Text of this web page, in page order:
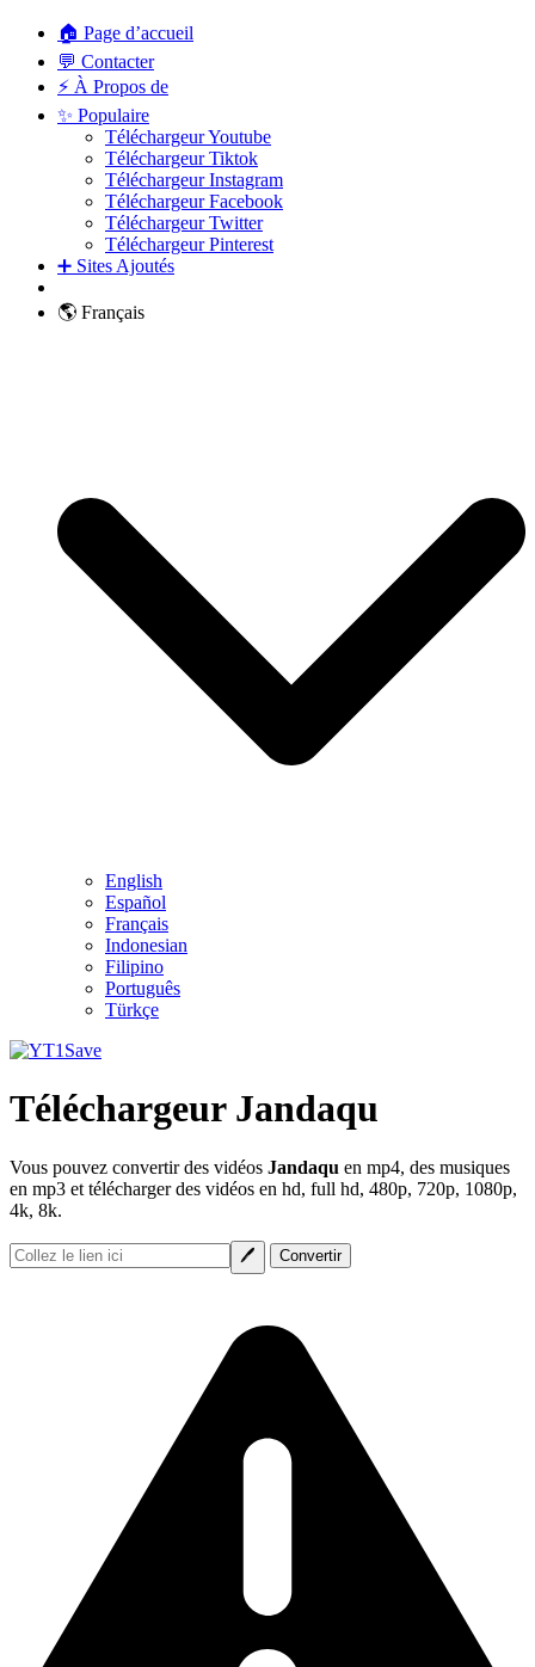
🏠 Page d’accueil
💬 Contacter
⚡ À Propos de
✨ Populaire
Téléchargeur Youtube
Téléchargeur Tiktok
Téléchargeur Instagram
Téléchargeur Facebook
Téléchargeur Twitter
Téléchargeur Pinterest
➕ Sites Ajoutés
🌎 Français
English
Español
Français
Indonesian
Filipino
Português
Türkçe
Téléchargeur Jandaqu
Vous pouvez convertir des vidéos Jandaqu en mp4, des musiques
en mp3 et télécharger des vidéos en hd, full hd, 480p, 720p, 1080p,
4k, 8k.